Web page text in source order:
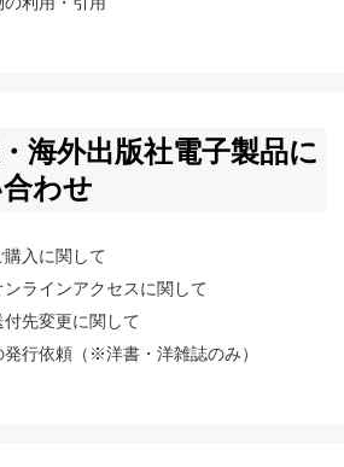
海外出版社電子製品に
わせ
入に関して
ラインアクセスに関して
先変更に関して
行依頼（※洋書・洋雑誌のみ）